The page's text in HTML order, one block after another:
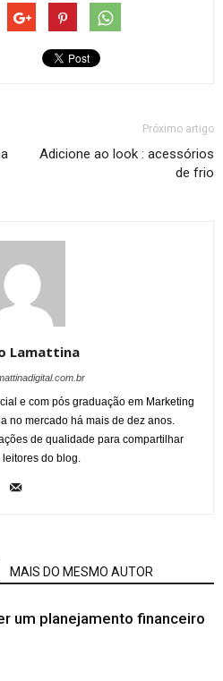
Próximo artigo
Adicione ao look : acessórios
de frio
Lamattina
e com pós graduação em Marketing
no mercado há mais de dez anos.
de qualidade para compartilhar
leitores do blog.
MAIS DO MESMO AUTOR
um planejamento financeiro